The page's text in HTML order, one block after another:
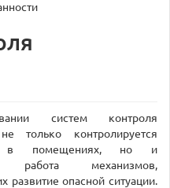
систем контроля
не только контролируется
в помещениях, но и
работа механизмов,
развитие опасной ситуации.